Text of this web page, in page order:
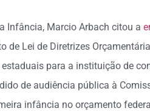
Infância, Marcio Arbach citou a
de Lei de Diretrizes
para a instituição de
de audiência pública à
infância no orçamento